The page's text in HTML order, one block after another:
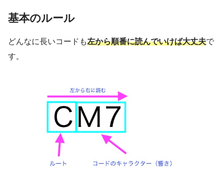
基本のルール
どんなに長いコードも左から順番に読んでいけば大丈夫で
す。